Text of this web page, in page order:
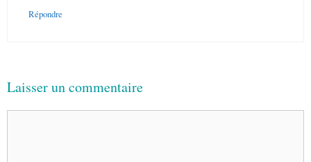
Répondre
Laisser un commentaire